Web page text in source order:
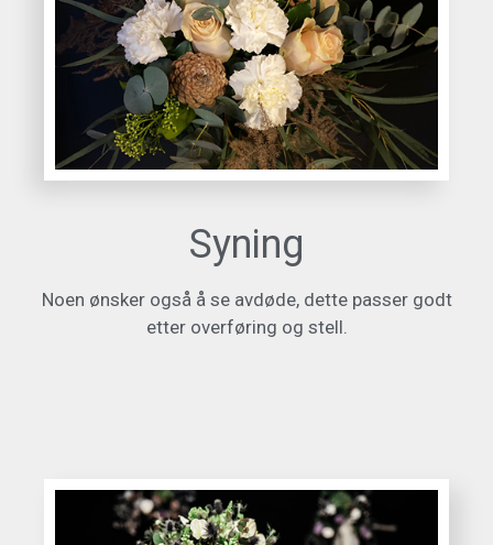
Syning
Noen ønsker også å se avdøde, dette passer godt
etter overføring og stell.